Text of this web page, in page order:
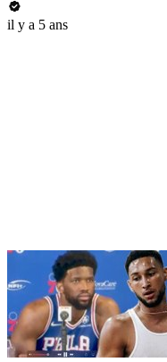
il y a 5 ans